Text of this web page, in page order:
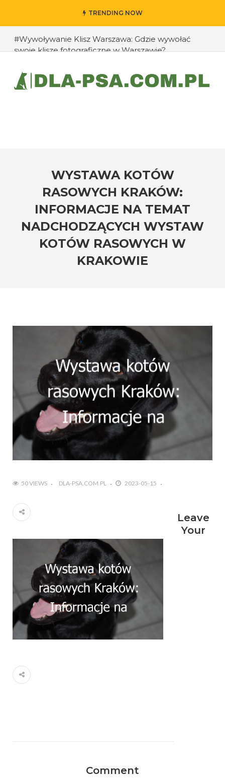
TRENDING NOW
#Wywoływanie Klisz Warszawa: Gdzie wywołać
swoje klisze fotograficzne w Warszawie?
#Jak przedłużyć życie swojego psa: rady eksperta
#Jak zapobiec ucieczkom psa?
WYSTAWA KOTÓW
RASOWYCH KRAKÓW:
INFORMACJE NA TEMAT
NADCHODZĄCYCH WYSTAW
KOTÓW RASOWYCH W
KRAKOWIE
50 VIEWS DLA-PSA.COM.PL 2023-05-15
Leave
Your
Comment